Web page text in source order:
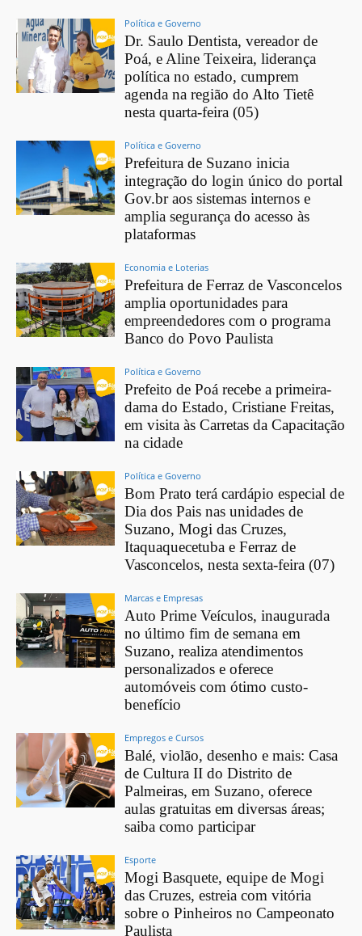
Política e Governo
Dr. Saulo Dentista, vereador de
Poá, e Aline Teixeira, liderança
política no estado, cumprem
agenda na região do Alto Tietê
nesta quarta-feira (05)
Política e Governo
Prefeitura de Suzano inicia
integração do login único do portal
Gov.br aos sistemas internos e
amplia segurança do acesso às
plataformas
Economia e Loterias
Prefeitura de Ferraz de Vasconcelos
amplia oportunidades para
empreendedores com o programa
Banco do Povo Paulista
Política e Governo
Prefeito de Poá recebe a primeira-
dama do Estado, Cristiane Freitas,
em visita às Carretas da Capacitação
na cidade
Política e Governo
Bom Prato terá cardápio especial de
Dia dos Pais nas unidades de
Suzano, Mogi das Cruzes,
Itaquaquecetuba e Ferraz de
Vasconcelos, nesta sexta-feira (07)
Marcas e Empresas
Auto Prime Veículos, inaugurada
no último fim de semana em
Suzano, realiza atendimentos
personalizados e oferece
automóveis com ótimo custo-
benefício
Empregos e Cursos
Balé, violão, desenho e mais: Casa
de Cultura II do Distrito de
Palmeiras, em Suzano, oferece
aulas gratuitas em diversas áreas;
saiba como participar
Esporte
Mogi Basquete, equipe de Mogi
das Cruzes, estreia com vitória
sobre o Pinheiros no Campeonato
Paulista